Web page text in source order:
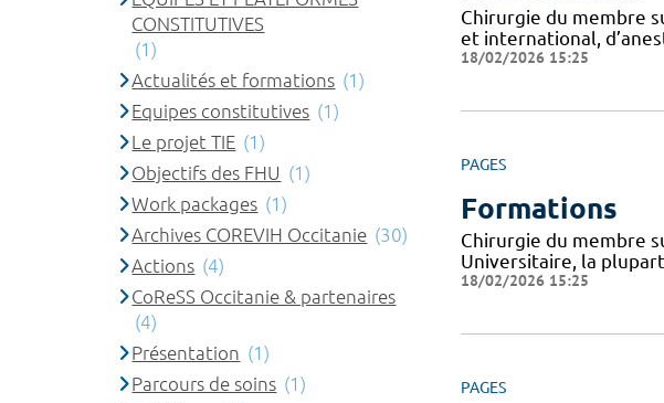
Chirurgie du membre
et international,
18/02/2026 15:25
PAGES
Formations
Chirurgie du membre
Universitaire, la
18/02/2026 15:25
PAGES
CONSTITUTIVES
(1)
Actualités et formations (1)
Equipes constitutives (1)
Le projet TIE (1)
Objectifs des FHU (1)
Work packages (1)
Archives COREVIH Occitanie (30)
Actions (4)
CoReSS Occitanie & partenaires
(4)
Présentation (1)
Parcours de soins (1)